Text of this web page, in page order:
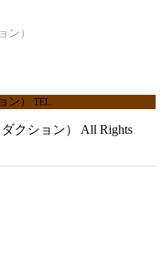
ン）
ン） TEL.
クション） All Rights